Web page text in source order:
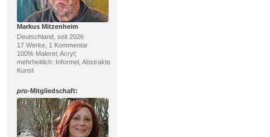
Markus Mitzenheim
Deutschland, seit 2026
17 Werke, 1 Kommentar
100% Malerei; Acryl;
mehrheitlich: Informel, Abstrakte
Kunst
pro-Mitgliedschaft: